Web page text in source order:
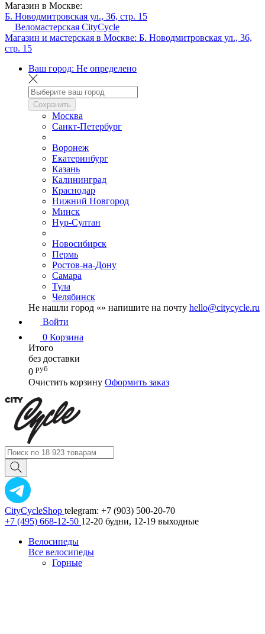
Магазин в Москве:
Б. Новодмитровская ул., 36, стр. 15
Веломастерская CityCycle
Магазин и мастерская в Москве: Б. Новодмитровская ул., 36,
стр. 15
Ваш город: Не определено
Сохранить
Москва
Санкт-Петербург
Воронеж
Екатеринбург
Казань
Калининград
Краснодар
Нижний Новгород
Минск
Нур-Султан
Новосибирск
Пермь
Ростов-на-Дону
Самара
Тула
Челябинск
Не нашли город «» напишите на почту hello@citycycle.ru
Войти
0 Корзина
Итого
без доставки
0 руб
Очистить корзину Оформить заказ
CityCycleShop telegram: +7 (903) 500-20-70
+7 (495) 668-12-50 12-20 будни, 12-19 выходные
Велосипеды
Все велосипеды
Горные